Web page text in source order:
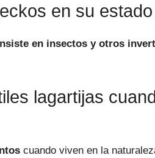
en su
en insectos y otros
lagartijas
cuando viven en la